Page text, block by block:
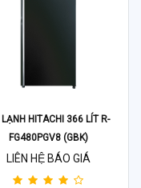
HITACHI 366 LÍT R-
FG480PGV8 (GBK)
LIÊN HỆ BÁO GIÁ